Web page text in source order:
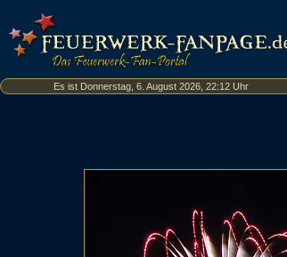
Es ist Donnerstag, 6. August 2026, 22:12 Uhr